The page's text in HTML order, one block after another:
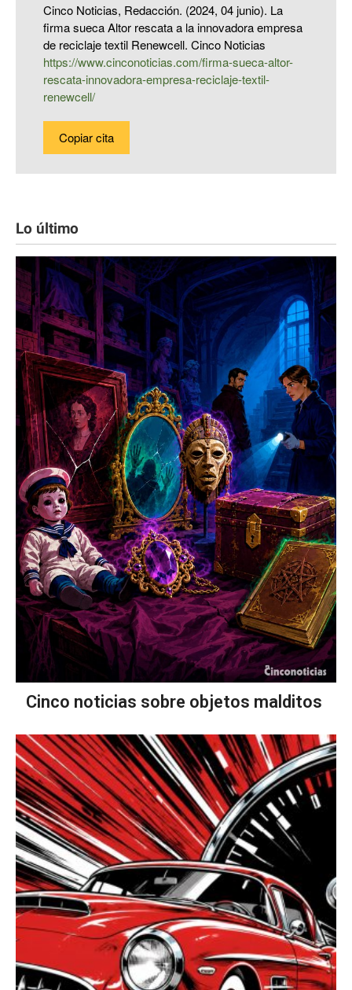
Cinco Noticias, Redacción. (2024, 04 junio). La
firma sueca Altor rescata a la innovadora empresa
de reciclaje textil Renewcell. Cinco Noticias
https://www.cinconoticias.com/firma-sueca-altor-
rescata-innovadora-empresa-reciclaje-textil-
renewcell/
Copiar cita
Lo último
Cinco noticias sobre objetos malditos